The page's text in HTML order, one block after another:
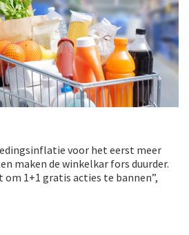
voor het eerst meer
maken de winkelkar fors duurder.
1+1 gratis acties te bannen”,